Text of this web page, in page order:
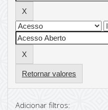
Retornar valores
Adicionar filtros: